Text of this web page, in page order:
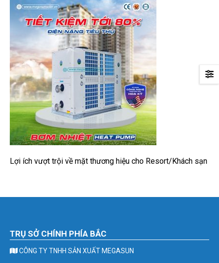
Lợi ích vượt trội về mặt thương hiệu cho Resort/Khách sạn
TRỤ SỞ CHÍNH PHÍA BẮC
CÔNG TY TNHH SẢN XUẤT MEGASUN